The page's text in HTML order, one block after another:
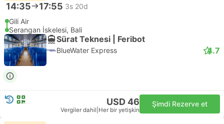
14:35 17:55 3s 20d
Gili Air
Serangan İskelesi, Bali
Sürat Teknesi | Feribot
BlueWater Express 4.7
USD 46
Vergiler dahil Her bir yetişkin
Şimdi Rezerve et